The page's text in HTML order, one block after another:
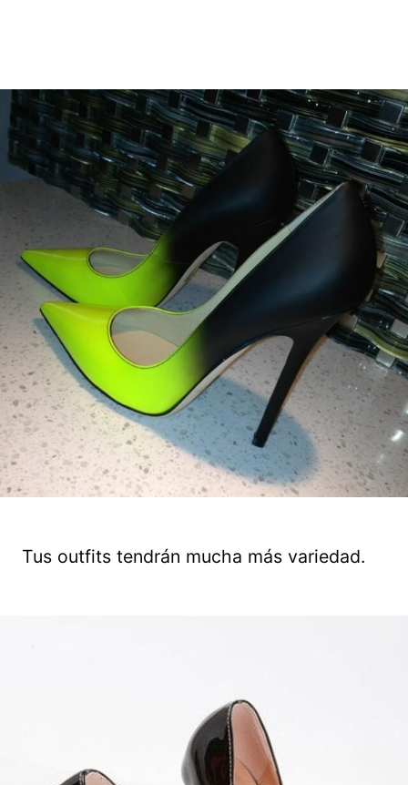
Tus outfits tendrán mucha más variedad.